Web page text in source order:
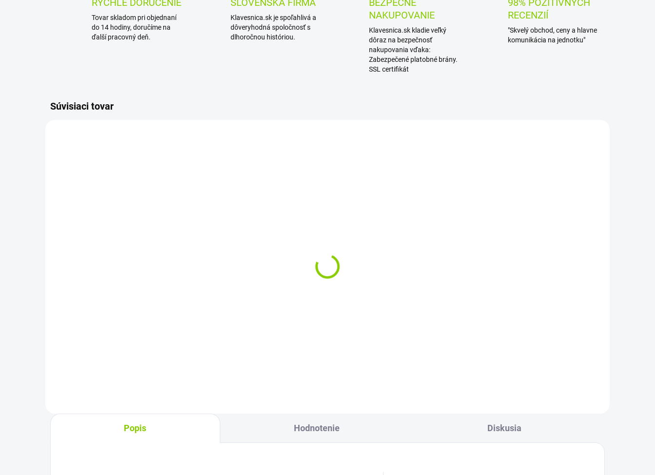
RÝCHLE DORUČENIE
Tovar skladom pri objednaní
do 14 hodiny, doručíme na
ďalší pracovný deň.
SLOVENSKÁ FIRMA
Klavesnica.sk je spoľahlivá a
dôveryhodná spoločnosť s
dlhoročnou históriou.
BEZPEČNÉ
NAKUPOVANIE
Klavesnica.sk kladie veľký
dôraz na bezpečnosť
nakupovania vďaka:
Zabezpečené platobné brány.
SSL certifikát
98% POZITÍVNYCH
RECENZIÍ
"Skvelý obchod, ceny a hlavne
komunikácia na jednotku"
Súvisiaci tovar
Popis Hodnotenie Diskusia